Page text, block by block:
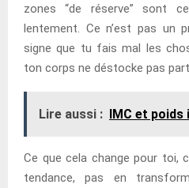
zones “de réserve” sont
lentement. Ce n’est pas un
signe que tu fais mal les
ton corps ne déstocke pas
Lire aussi : IMC et poids
Ce que cela change pour toi,
tendance, pas en